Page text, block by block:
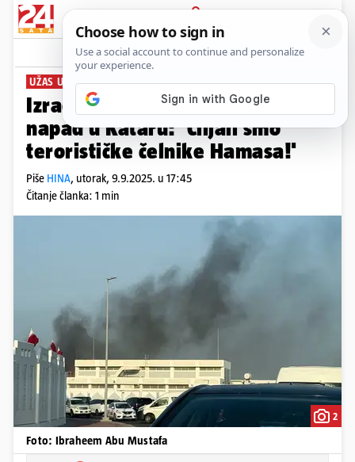
PRIJAVA
News Komentari
UŽAS U DOHI
Izrael preuzeo odgovornost za
napad u Kataru: 'Ciljali smo
terorističke čelnike Hamasa!'
Piše HINA, utorak, 9.9.2025. u 17:45
Čitanje članka: 1 min
2
Foto: Ibraheem Abu Mustafa